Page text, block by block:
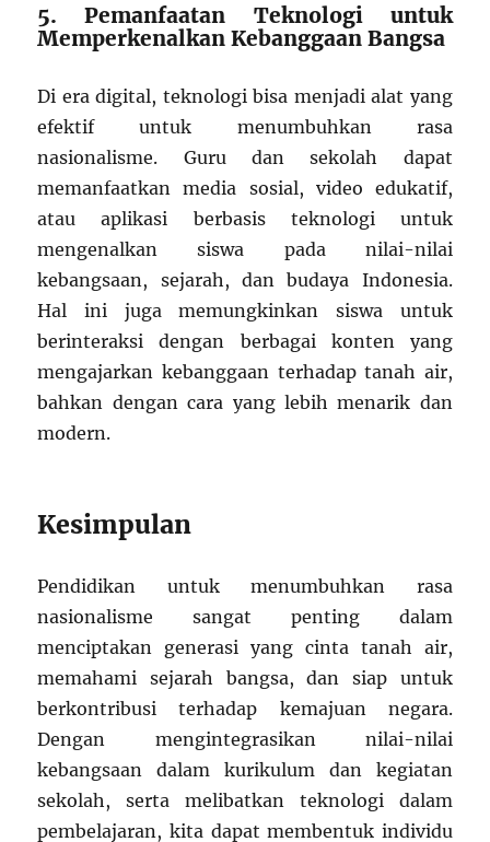
5. Pemanfaatan Teknologi untuk
Memperkenalkan Kebanggaan Bangsa
Di era digital, teknologi bisa menjadi alat yang
efektif untuk menumbuhkan rasa
nasionalisme. Guru dan sekolah dapat
memanfaatkan media sosial, video edukatif,
atau aplikasi berbasis teknologi untuk
mengenalkan siswa pada nilai-nilai
kebangsaan, sejarah, dan budaya Indonesia.
Hal ini juga memungkinkan siswa untuk
berinteraksi dengan berbagai konten yang
mengajarkan kebanggaan terhadap tanah air,
bahkan dengan cara yang lebih menarik dan
modern.
Kesimpulan
Pendidikan untuk menumbuhkan rasa
nasionalisme sangat penting dalam
menciptakan generasi yang cinta tanah air,
memahami sejarah bangsa, dan siap untuk
berkontribusi terhadap kemajuan negara.
Dengan mengintegrasikan nilai-nilai
kebangsaan dalam kurikulum dan kegiatan
sekolah, serta melibatkan teknologi dalam
pembelajaran, kita dapat membentuk individu